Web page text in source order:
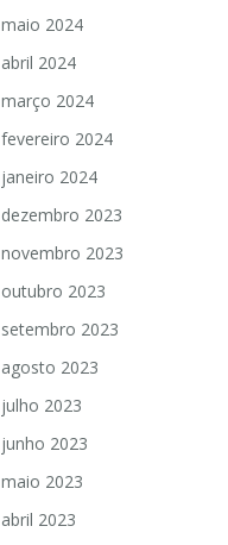
maio 2024
abril 2024
março 2024
fevereiro 2024
janeiro 2024
dezembro 2023
novembro 2023
outubro 2023
setembro 2023
agosto 2023
julho 2023
junho 2023
maio 2023
abril 2023